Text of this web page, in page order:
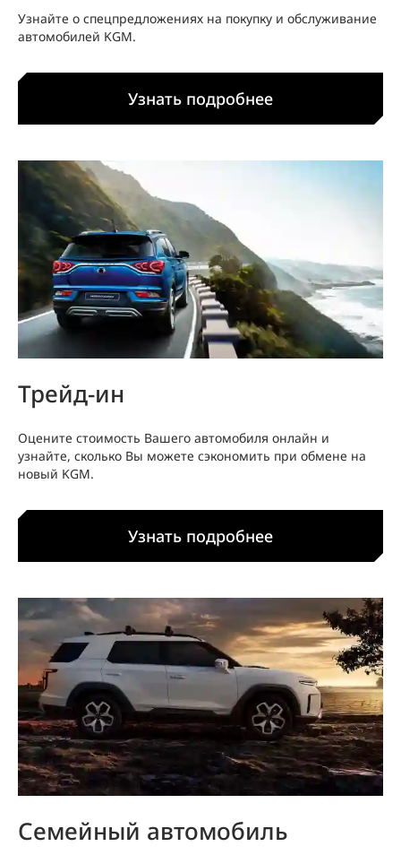
Узнайте о спецпредложениях на покупку и обслуживание
автомобилей KGM.
Узнать подробнее
Трейд-ин
Оцените стоимость Вашего автомобиля онлайн и
узнайте, сколько Вы можете сэкономить при обмене на
новый KGM.
Узнать подробнее
Семейный автомобиль